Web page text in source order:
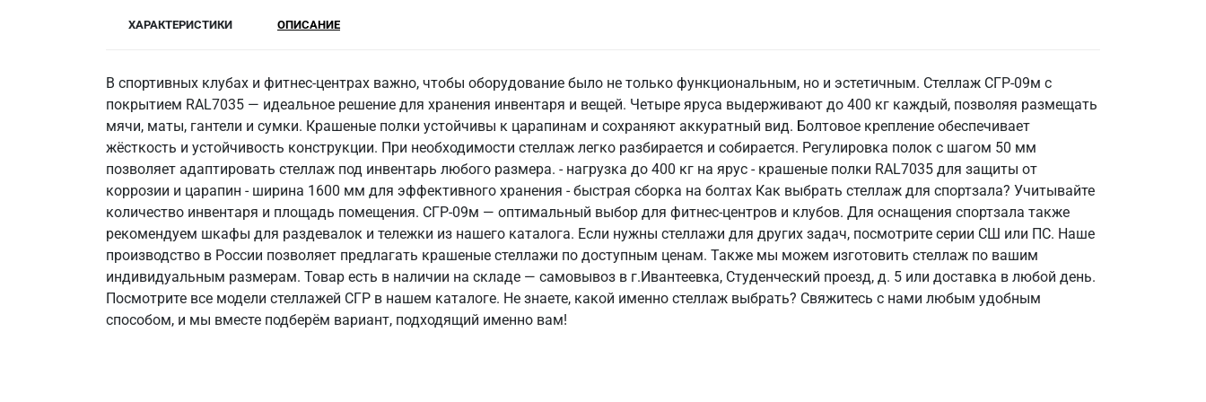
ХАРАКТЕРИСТИКИ ОПИСАНИЕ
В спортивных клубах и фитнес-центрах важно, чтобы оборудование было не только функциональным, но и эстетичным. Стеллаж СГР-09м с
покрытием RAL7035 — идеальное решение для хранения инвентаря и вещей. Четыре яруса выдерживают до 400 кг каждый, позволяя размещать
мячи, маты, гантели и сумки. Крашеные полки устойчивы к царапинам и сохраняют аккуратный вид. Болтовое крепление обеспечивает
жёсткость и устойчивость конструкции. При необходимости стеллаж легко разбирается и собирается. Регулировка полок с шагом 50 мм
позволяет адаптировать стеллаж под инвентарь любого размера. - нагрузка до 400 кг на ярус - крашеные полки RAL7035 для защиты от
коррозии и царапин - ширина 1600 мм для эффективного хранения - быстрая сборка на болтах Как выбрать стеллаж для спортзала? Учитывайте
количество инвентаря и площадь помещения. СГР-09м — оптимальный выбор для фитнес-центров и клубов. Для оснащения спортзала также
рекомендуем шкафы для раздевалок и тележки из нашего каталога. Если нужны стеллажи для других задач, посмотрите серии СШ или ПС. Наше
производство в России позволяет предлагать крашеные стеллажи по доступным ценам. Также мы можем изготовить стеллаж по вашим
индивидуальным размерам. Товар есть в наличии на складе — самовывоз в г.Ивантеевка, Студенческий проезд, д. 5 или доставка в любой день.
Посмотрите все модели стеллажей СГР в нашем каталоге. Не знаете, какой именно стеллаж выбрать? Свяжитесь с нами любым удобным
способом, и мы вместе подберём вариант, подходящий именно вам!